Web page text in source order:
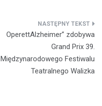
OperettAlzheimer” zdobywa
Grand Prix 39.
Międzynarodowego Festiwalu
Teatralnego Walizka